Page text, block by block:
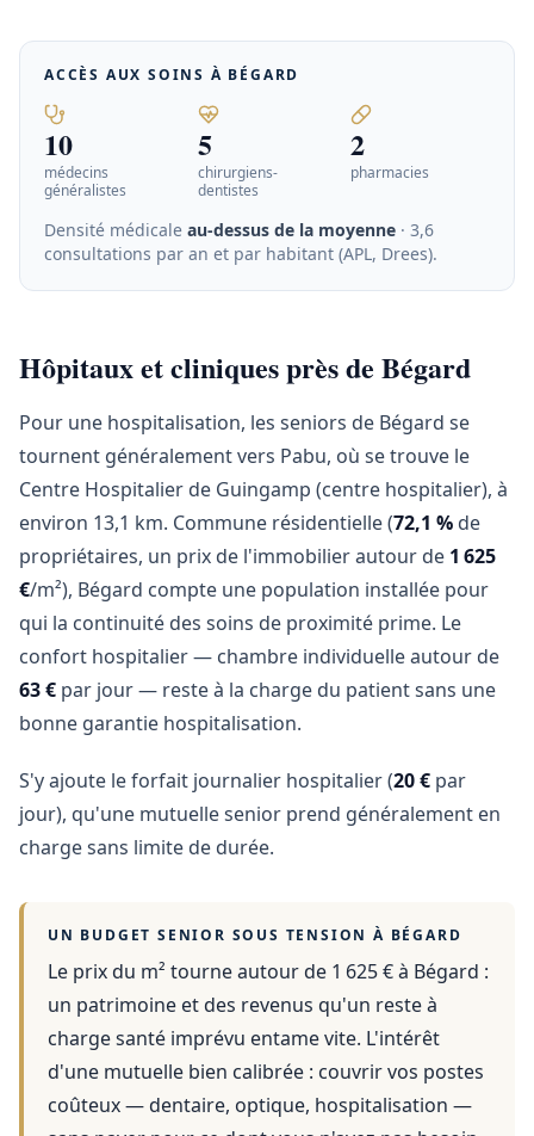
ACCÈS AUX SOINS À BÉGARD
10
médecins
généralistes
5
chirurgiens-
dentistes
2
pharmacies
Densité médicale au-dessus de la moyenne · 3,6
consultations par an et par habitant (APL, Drees).
Hôpitaux et cliniques près de Bégard
Pour une hospitalisation, les seniors de Bégard se
tournent généralement vers Pabu, où se trouve le
Centre Hospitalier de Guingamp (centre hospitalier), à
environ 13,1 km. Commune résidentielle (72,1 % de
propriétaires, un prix de l'immobilier autour de 1 625
€/m²), Bégard compte une population installée pour
qui la continuité des soins de proximité prime. Le
confort hospitalier — chambre individuelle autour de
63 € par jour — reste à la charge du patient sans une
bonne garantie hospitalisation.
S'y ajoute le forfait journalier hospitalier (20 € par
jour), qu'une mutuelle senior prend généralement en
charge sans limite de durée.
UN BUDGET SENIOR SOUS TENSION À BÉGARD
Le prix du m² tourne autour de 1 625 €à Bégard :
un patrimoine et des revenus qu'un reste à
charge santé imprévu entame vite. L'intérêt
d'une mutuelle bien calibrée : couvrir vos postes
coûteux — dentaire, optique, hospitalisation —